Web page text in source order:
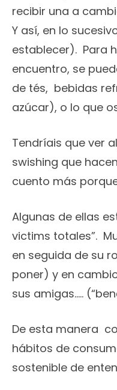
recibir una a
Y así, en lo
establecer). Para
encuentro, se
de tés, bebidas
azúcar), o lo que
Tendríais que ver
swishing que
cuento más
Algunas de ellas
victims totales”.
en seguida de su
poner) y en
sus amigas…..
De esta manera
hábitos de
sostenible de